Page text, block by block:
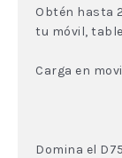
Obtén hasta
tu móvil,
Carga en
Domina el